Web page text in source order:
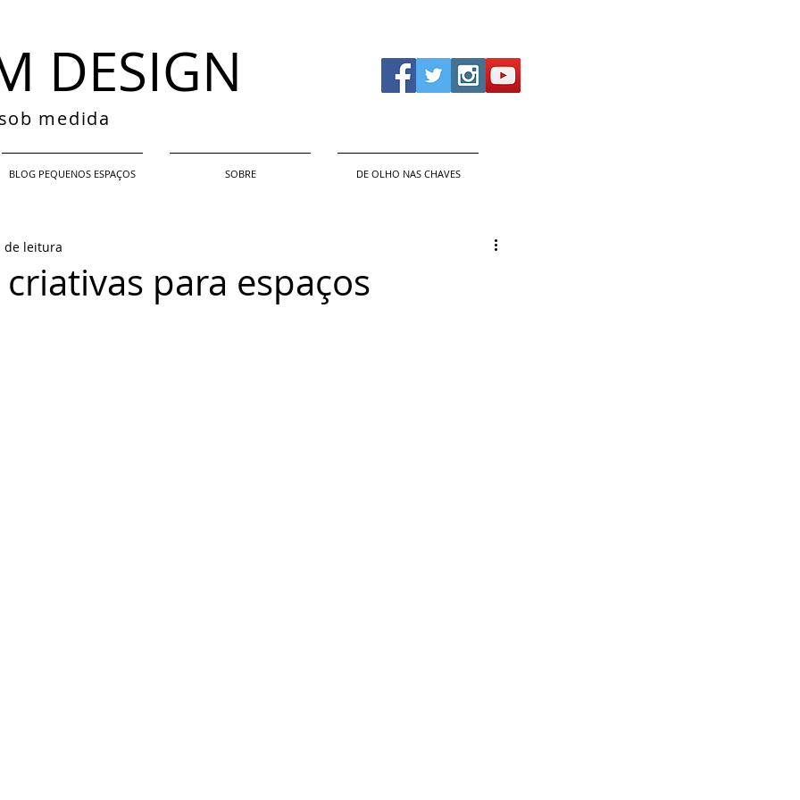
DESIGN
medida
BLOG PEQUENOS ESPAÇOS SOBRE DE OLHO NAS CHAVES
para espaços
de leitura